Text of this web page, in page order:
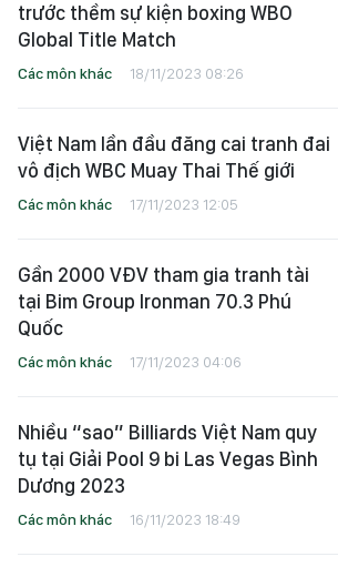
trước thềm sự kiện boxing WBO
Global Title Match
Các môn khác 18/11/2023 08:26
Việt Nam lần đầu đăng cai tranh đai
vô địch WBC Muay Thai Thế giới
Các môn khác 17/11/2023 12:05
Gần 2000 VĐV tham gia tranh tài
tại Bim Group Ironman 70.3 Phú
Quốc
Các môn khác 17/11/2023 04:06
Nhiều “sao” Billiards Việt Nam quy
tụ tại Giải Pool 9 bi Las Vegas Bình
Dương 2023
Các môn khác 16/11/2023 18:49